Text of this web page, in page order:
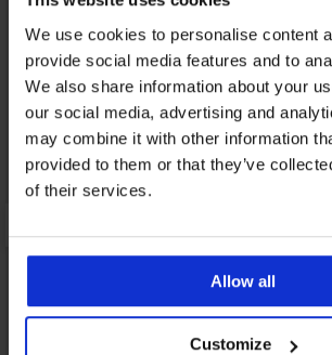
We use cookies to personalise content
provide social media features and to
We also share information about your
our social media, advertising and
may combine it with other information
provided to them or that they’ve
of their services.
Allow all
Customize